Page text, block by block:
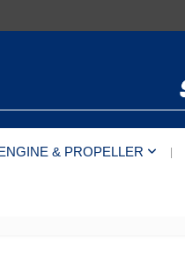
& PROPELLER